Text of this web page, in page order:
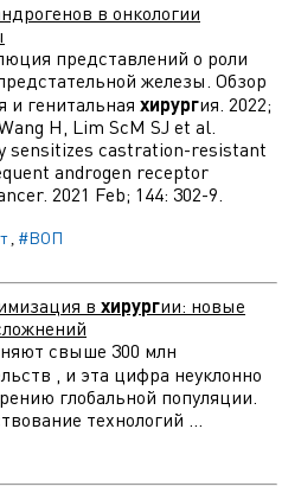
в онкологии
представлений о роли
железы. Обзор
и генитальная хирургия. 2022;
H, Lim ScM SJ et al.
sensitizes castration-resistant
androgen receptor
2021 Feb; 144: 302-9.
, #ВОП
в хирургии: новые
свыше 300 млн
, и эта цифра неуклонно
глобальной популяции.
технологий ...